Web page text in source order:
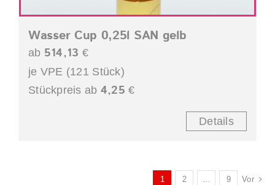
Wasser Cup 0,25l SAN gelb
ab 514,13 €
je VPE (121 Stück)
Stückpreis ab 4,25 €
Details
1 2 … 9 Vor